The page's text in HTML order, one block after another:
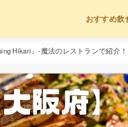
おすすめ飲
Hikari」-魔法のレストランで紹介